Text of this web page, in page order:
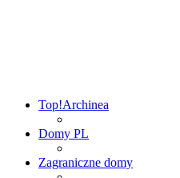
Top!Archinea
Domy PL
Zagraniczne domy